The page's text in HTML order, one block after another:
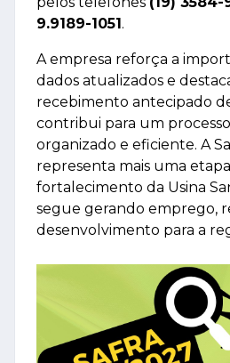
9.9189-1051.
A empresa reforça a
dados atualizados e
recebimento antecipado
contribui para um
organizado e eficiente. A
representa mais uma
fortalecimento da Usina
segue gerando emprego,
desenvolvimento para a